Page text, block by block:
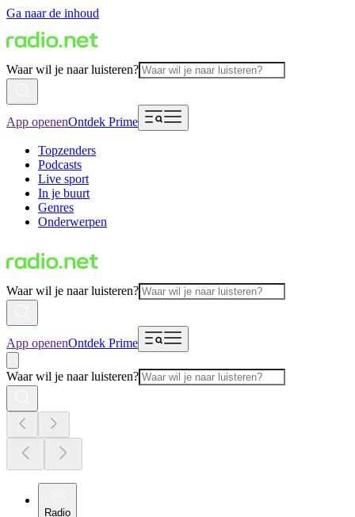
Ga naar de inhoud
Waar wil je naar luisteren?
App openenOntdek Prime
Topzenders
Podcasts
Live sport
In je buurt
Genres
Onderwerpen
Waar wil je naar luisteren?
App openenOntdek Prime
Waar wil je naar luisteren?
Radio